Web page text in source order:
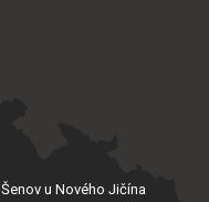
Šenov u Nového Jičína